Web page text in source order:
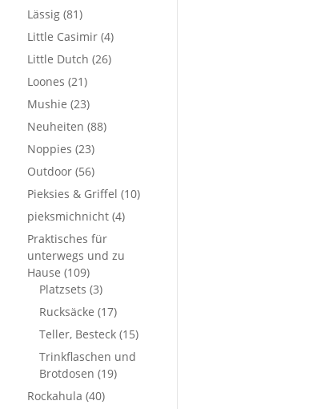
Lässig (81)
Little Casimir (4)
Little Dutch (26)
Loones (21)
Mushie (23)
Neuheiten (88)
Noppies (23)
Outdoor (56)
Pieksies & Griffel (10)
pieksmichnicht (4)
Praktisches für
unterwegs und zu
Hause (109)
Platzsets (3)
Rucksäcke (17)
Teller, Besteck (15)
Trinkflaschen und
Brotdosen (19)
Rockahula (40)